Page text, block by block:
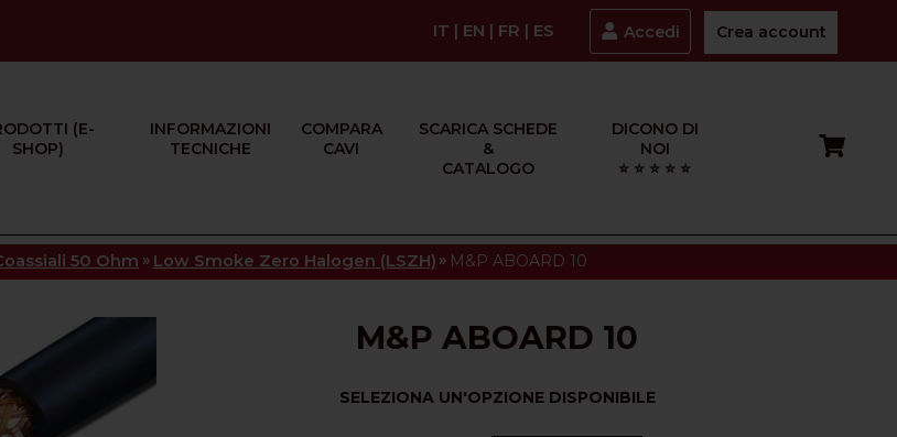
IT | EN | FR | ES Accedi Crea account
(E-
SHOP)
INFORMAZIONI
TECNICHE
COMPARA
CAVI
SCARICA SCHEDE
&
CATALOGO
DICONO DI
NOI
⭐ ⭐ ⭐ ⭐ ⭐
50 Ohm » Low Smoke Zero Halogen (LSZH) » M&P ABOARD 10
M&P ABOARD 10
SELEZIONA UN'OPZIONE DISPONIBILE